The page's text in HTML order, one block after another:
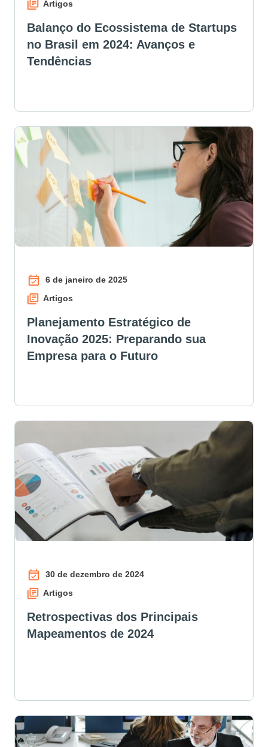
Artigos
Balanço do Ecossistema de Startups
no Brasil em 2024: Avanços e
Tendências
6 de janeiro de 2025
Artigos
Planejamento Estratégico de
Inovação 2025: Preparando sua
Empresa para o Futuro
30 de dezembro de 2024
Artigos
Retrospectivas dos Principais
Mapeamentos de 2024